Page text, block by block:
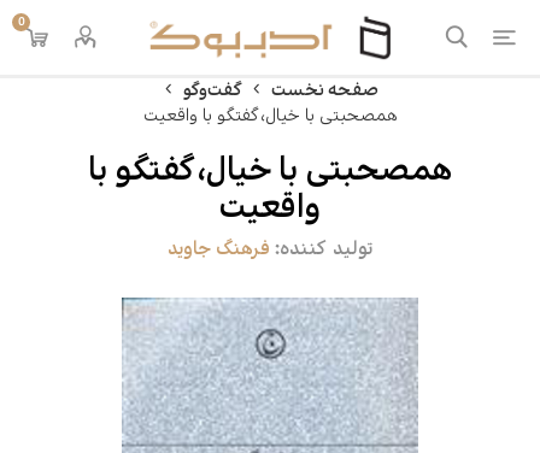
0
صفحه نخست
گفت‌وگو
همصحبتی با خیال،گفتگو با واقعیت
همصحبتی با خیال،گفتگو با
واقعیت
تولید کننده: فرهنگ جاوید